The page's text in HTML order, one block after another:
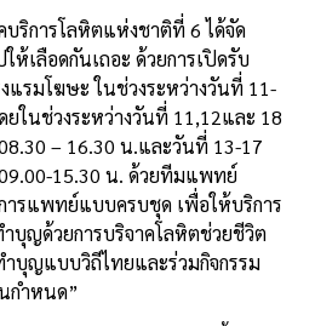
ริการโลหิตแห่งชาติที่ 6 ได้จัด
ห้เลือดกันเถอะ ด้วยการเปิดรับ
แรมโฆษะ ในช่วงระหว่างวันที่ 11-
ยในช่วงระหว่างวันที่ 11,12และ 18
– 16.30 น.และวันที่ 13-17
15.30 น. ด้วยทีมแพทย์
ารแพทย์แบบครบชุด เพื่อให้บริการ
บุญด้วยการบริจาคโลหิตช่วยชีวิต
บุญแบบวิถีไทยและร่วมกิจกรรม
กำหนด”